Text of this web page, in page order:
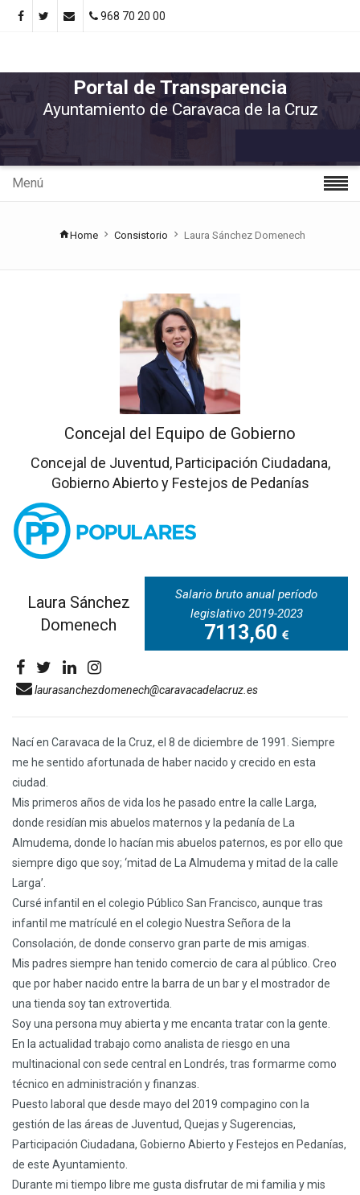
968 70 20 00
Portal de Transparencia
Ayuntamiento de Caravaca de la Cruz
Menú
Home Consistorio Laura Sánchez Domenech
Concejal del Equipo de Gobierno
Concejal de Juventud, Participación Ciudadana,
Gobierno Abierto y Festejos de Pedanías
Laura Sánchez
Domenech
Salario bruto anual período
legislativo 2019-2023
7113,60
laurasanchezdomenech@caravacadelacruz.es
Nací en Caravaca de la Cruz, el 8 de diciembre de 1991. Siempre
me he sentido afortunada de haber nacido y crecido en esta
ciudad.
Mis primeros años de vida los he pasado entre la calle Larga,
donde residían mis abuelos maternos y la pedanía de La
Almudema, donde lo hacían mis abuelos paternos, es por ello que
siempre digo que soy; ‘mitad de La Almudema y mitad de la calle
Larga’.
Cursé infantil en el colegio Público San Francisco, aunque tras
infantil me matrículé en el colegio Nuestra Señora de la
Consolación, de donde conservo gran parte de mis amigas.
Mis padres siempre han tenido comercio de cara al público. Creo
que por haber nacido entre la barra de un bar y el mostrador de
una tienda soy tan extrovertida.
Soy una persona muy abierta y me encanta tratar con la gente.
En la actualidad trabajo como analista de riesgo en una
multinacional con sede central en Londrés, tras formarme como
técnico en administración y finanzas.
Puesto laboral que desde mayo del 2019 compagino con la
gestión de las áreas de Juventud, Quejas y Sugerencias,
Participación Ciudadana, Gobierno Abierto y Festejos en Pedanías,
de este Ayuntamiento.
Durante mi tiempo libre me gusta disfrutar de mi familia y mis